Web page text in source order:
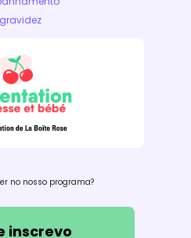
no nosso programa?
inscrevo